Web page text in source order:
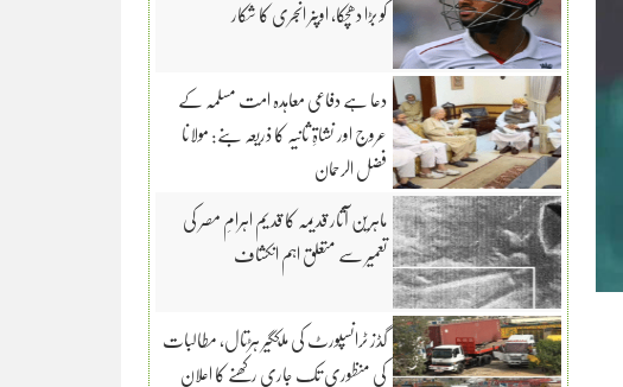
کو بڑا دھچکا، اوپنر انجری کا شکار
دعا ہے دفاعی معاہدہ امت مسلمہ کے
عروج اور نشاۃِ ثانیہ کا ذریعہ بنے: مولانا
فضل الرحمان
ماہرین آثار قدیمہ کا قدیم اہرامِ مصر کی
تعمیر سے متعلق اہم انکشاف
گڈز ٹرانسپورٹ کی ملکگیر ہڑتال، مطالبات
کی منظوری تک جاری رکھنے کا اعلان